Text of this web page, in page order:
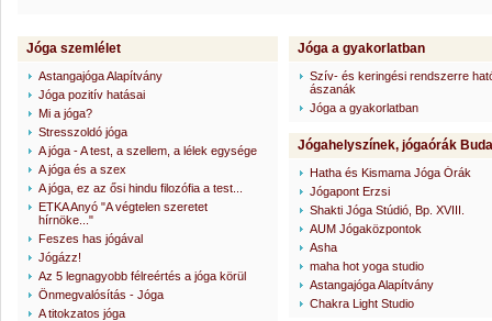
Jóga szemlélet
Astangajóga Alapítvány
Jóga pozitív hatásai
Mi a jóga?
Stresszoldó jóga
A jóga - A test, a szellem, a lélek egysége
A jóga és a szex
A jóga, ez az ősi hindu filozófia a test...
ETKA Anyó "A végtelen szeretet
hírnöke..."
Feszes has jógával
Jógázz!
Az 5 legnagyobb félreértés a jóga körül
Önmegvalósítás - Jóga
A titokzatos jóga
Jóga a gyakorlatban
Szív- és keringési rendszerre
ászanák
Jóga a gyakorlatban
Jógahelyszínek, jógaórák
Hatha és Kismama Jóga Órák
Jógapont Erzsi
Shakti Jóga Stúdió, Bp. XVIII.
AUM Jógaközpontok
Asha
maha hot yoga studio
Astangajóga Alapítvány
Chakra Light Studio